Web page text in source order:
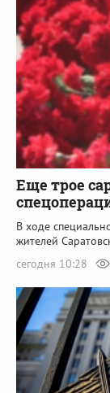
Еще трое
В ходе
жителей
сегодня 10:28